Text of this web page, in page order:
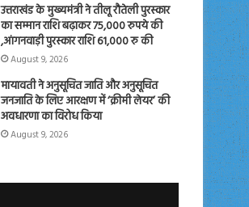
उत्तराखंड के मुख्यमंत्री ने तीलू रौतेली पुरस्कार
का सम्मान राशि बढ़ाकर 75,000 रुपये की
,आंगनवाड़ी पुरस्कार राशि 61,000 रु की
August 9, 2026
मायावती ने अनुसूचित जाति और अनुसूचित
जनजाति के लिए आरक्षण में ‘क्रीमी लेयर’ की
अवधारणा का विरोध किया
August 9, 2026